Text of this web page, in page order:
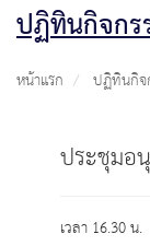
ปฏิทินกิจก
หน้าแรก ปฏิทินกิจ
ประชุมอ
เวลา 16.30 น.